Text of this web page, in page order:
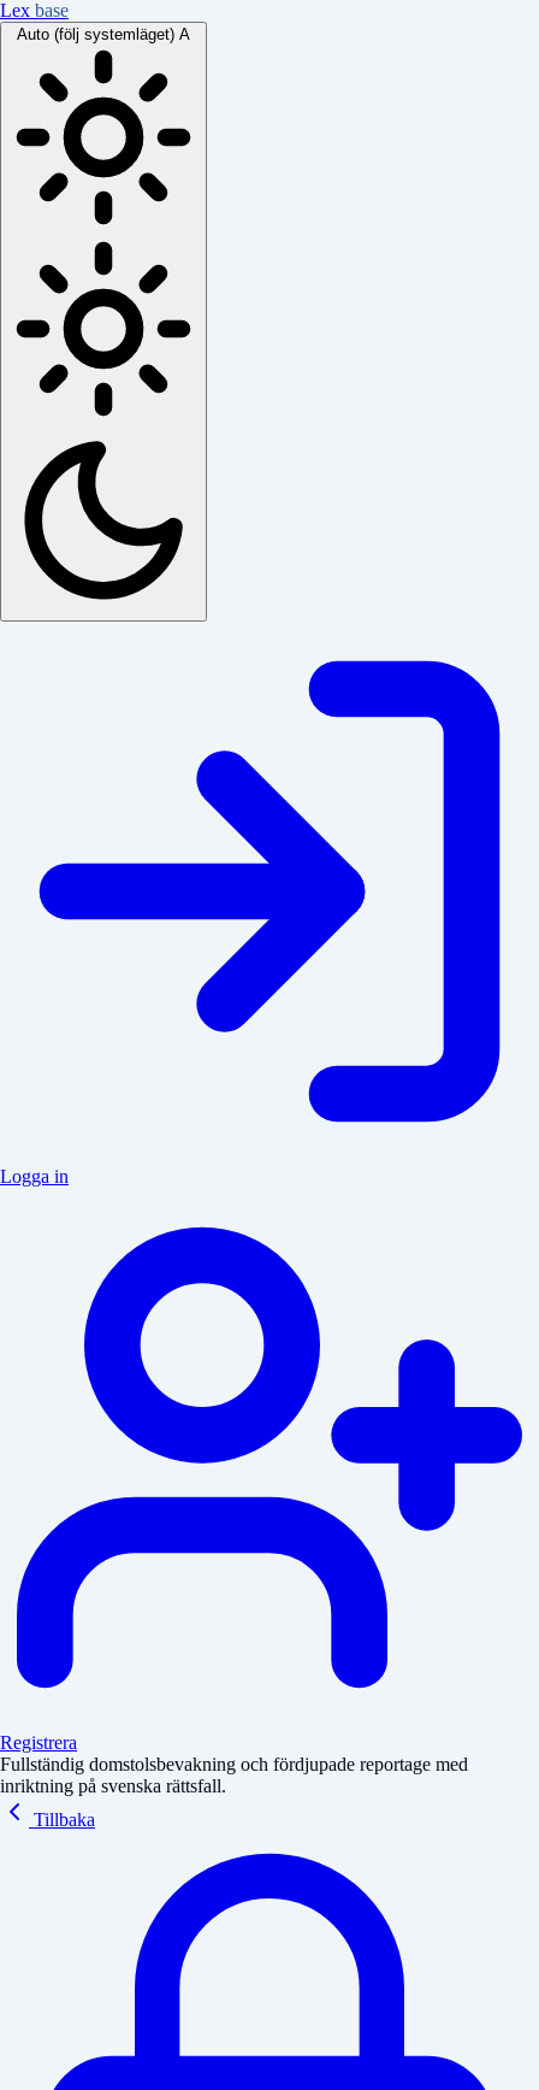
Lex base
Auto (följ systemläget) A
Logga in
Registrera
Fullständig domstolsbevakning och fördjupade reportage med
inriktning på svenska rättsfall.
Tillbaka